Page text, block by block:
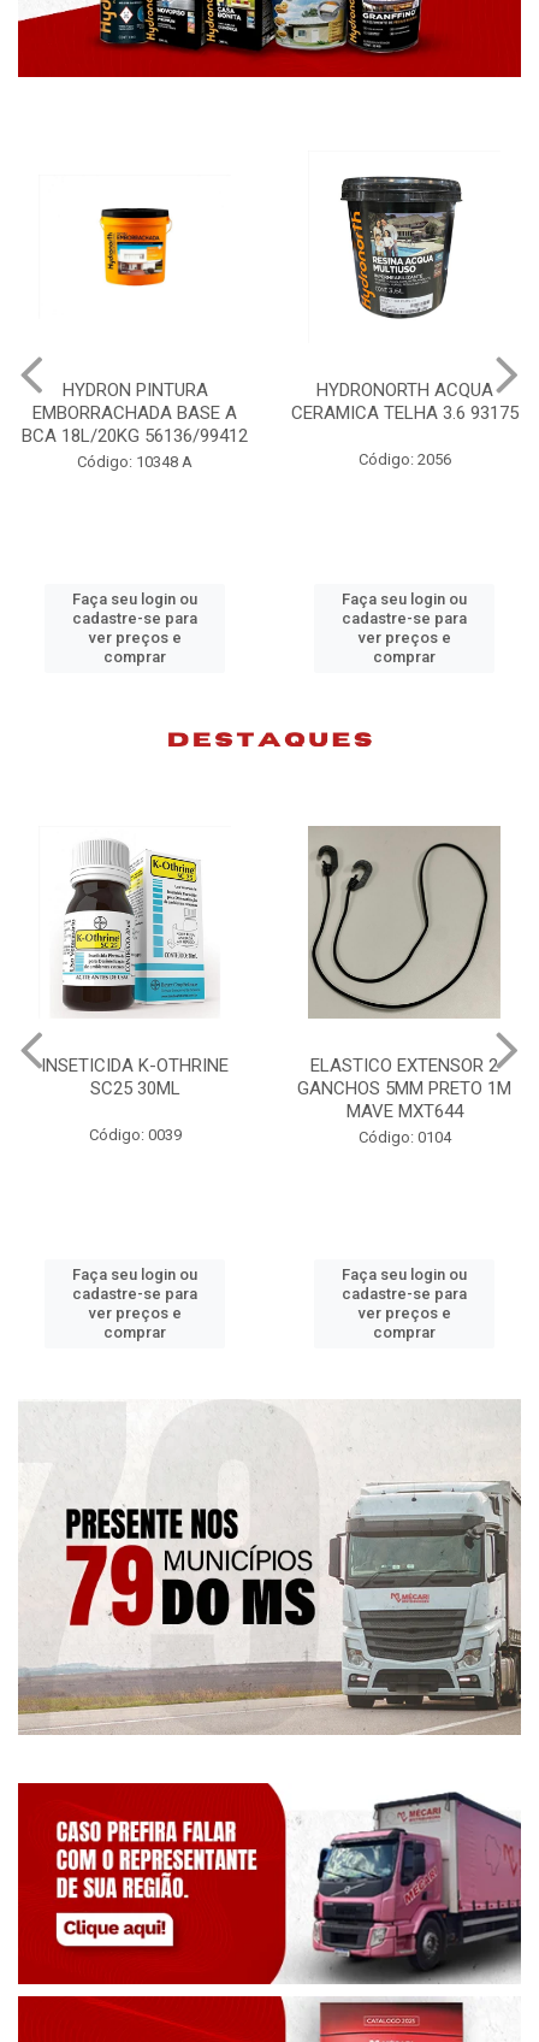
HYDRON PINTURA
EMBORRACHADA BASE A
BCA 18L/20KG 56136/99412
Código: 10348 A
Faça seu login ou
cadastre-se para
ver preços e
comprar
HYDRONORTH ACQUA
CERAMICA TELHA 3.6 93175
Código: 2056
Faça seu login ou
cadastre-se para
ver preços e
comprar
INSETICIDA K-OTHRINE
SC25 30ML
Código: 0039
Faça seu login ou
cadastre-se para
ver preços e
comprar
ELASTICO EXTENSOR 2
GANCHOS 5MM PRETO 1M
MAVE MXT644
Código: 0104
Faça seu login ou
cadastre-se para
ver preços e
comprar